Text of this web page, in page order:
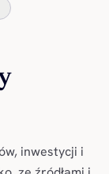
inwestycji i